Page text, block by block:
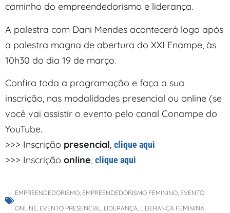
caminho do empreendedorismo e liderança.
A palestra com Dani Mendes acontecerá logo após
a palestra magna de abertura do XXI Enampe, às
10h30 do dia 19 de março.
Confira toda a programação e faça a sua
inscrição, nas modalidades presencial ou online (se
você vai assistir o evento pelo canal Conampe do
YouTube.
>>> Inscrição presencial, clique aqui
>>> Inscrição online, clique aqui
EMPREENDEDORISMO, EMPREENDEDORISMO FEMININO, EVENTO
ONLINE, EVENTO PRESENCIAL, LIDERANÇA, LIDERANÇA FEMININA